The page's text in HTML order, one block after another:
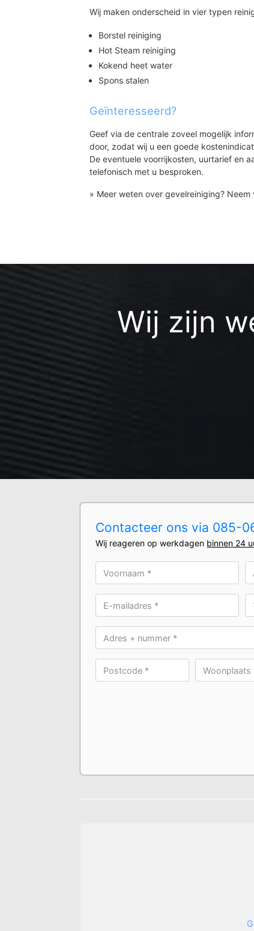
Wij maken onderscheid in vier typen
Borstel reiniging
Hot Steam reiniging
Kokend heet water
Spons stalen
Geïnteresseerd?
Geef via de centrale zoveel mogelijk
door, zodat wij u een goede
De eventuele voorrijkosten, uurtarief en
telefonisch met u besproken.
» Meer weten over gevelreiniging?
Wij zijn
Contacteer ons via 085-
Wij reageren op werkdagen binnen 24